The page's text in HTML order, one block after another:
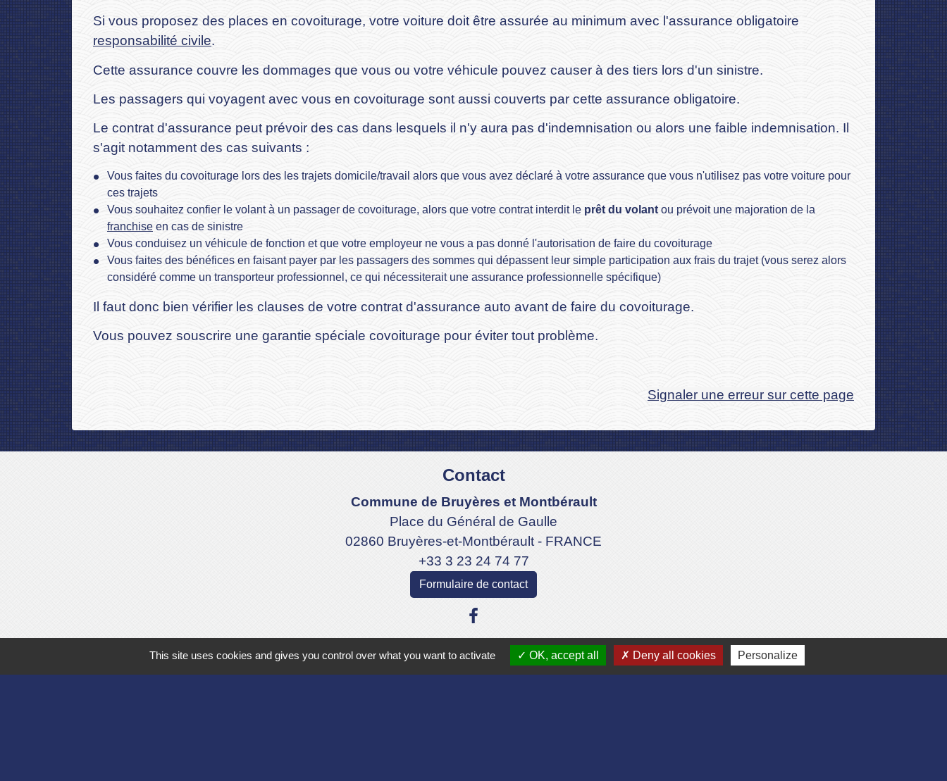
Si vous proposez des places en covoiturage, votre voiture doit être assurée au minimum avec l'assurance obligatoire
responsabilité civile.
Cette assurance couvre les dommages que vous ou votre véhicule pouvez causer à des tiers lors d'un sinistre.
Les passagers qui voyagent avec vous en covoiturage sont aussi couverts par cette assurance obligatoire.
Le contrat d'assurance peut prévoir des cas dans lesquels il n'y aura pas d'indemnisation ou alors une faible indemnisation. Il
s'agit notamment des cas suivants :
Vous faites du covoiturage lors des les trajets domicile/travail alors que vous avez déclaré à votre assurance que vous n'utilisez pas votre voiture pour
ces trajets
Vous souhaitez confier le volant à un passager de covoiturage, alors que votre contrat interdit le prêt du volant ou prévoit une majoration de la
franchise en cas de sinistre
Vous conduisez un véhicule de fonction et que votre employeur ne vous a pas donné l'autorisation de faire du covoiturage
Vous faites des bénéfices en faisant payer par les passagers des sommes qui dépassent leur simple participation aux frais du trajet (vous serez alors
considéré comme un transporteur professionnel, ce qui nécessiterait une assurance professionnelle spécifique)
Il faut donc bien vérifier les clauses de votre contrat d'assurance auto avant de faire du covoiturage.
Vous pouvez souscrire une garantie spéciale covoiturage pour éviter tout problème.
Signaler une erreur sur cette page
Contact
Commune de Bruyères et Montbérault
Place du Général de Gaulle
02860 Bruyères-et-Montbérault - FRANCE
+33 3 23 24 74 77
Formulaire de contact
Liens
This site uses cookies and gives you control over what you want to activate OK, accept all Deny all cookies Personalize